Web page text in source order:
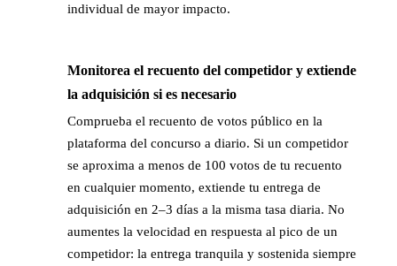
individual de mayor impacto.
Monitorea el recuento del competidor y extiende
la adquisición si es necesario
Comprueba el recuento de votos público en la
plataforma del concurso a diario. Si un competidor
se aproxima a menos de 100 votos de tu recuento
en cualquier momento, extiende tu entrega de
adquisición en 2–3 días a la misma tasa diaria. No
aumentes la velocidad en respuesta al pico de un
competidor: la entrega tranquila y sostenida siempre